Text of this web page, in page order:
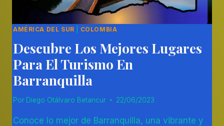
AMÉRICA DEL SUR COLOMBIA
Descubre Los Mejores Lugares
Para El Turismo En
Barranquilla
Por Diego Otálvaro Betancur 22/06/2023
Conoce lo mejor de Barranquilla, una vibrante y